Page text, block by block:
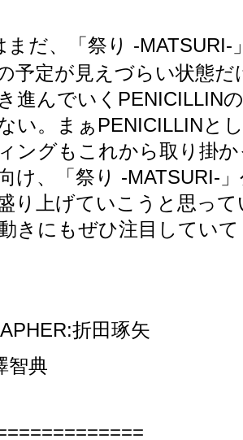
まだ、「祭り -MATSURI-
予定が見えづらい状態だ
進んでいく PENICILLIN
い。まぁ PENICILLINと
ングもこれから取り掛
け、「祭り -MATSURI-
り上げていこうと思っ
きにもぜひ注目してい
折田琢矢
智典